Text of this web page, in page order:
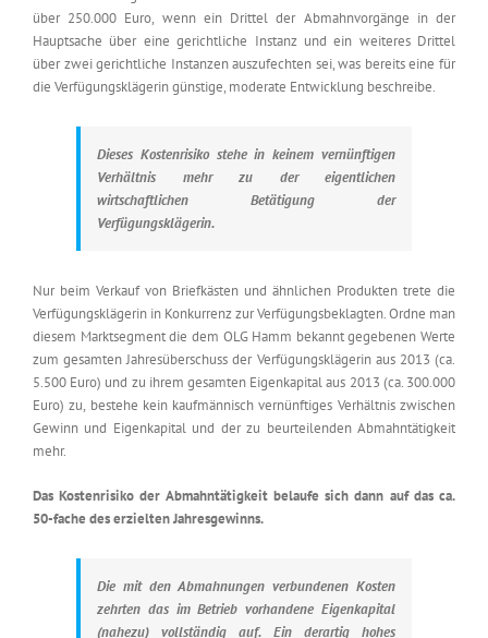
über 250.000 Euro, wenn ein Drittel der Abmahnvorgänge in der
Hauptsache über eine gerichtliche Instanz und ein weiteres Drittel
über zwei gerichtliche Instanzen auszufechten sei, was bereits eine für
die Verfügungsklägerin günstige, moderate Entwicklung beschreibe.
Dieses Kostenrisiko stehe in keinem vernünftigen
Verhältnis mehr zu der eigentlichen
wirtschaftlichen Betätigung der
Verfügungsklägerin.
Nur beim Verkauf von Briefkästen und ähnlichen Produkten trete die
Verfügungsklägerin in Konkurrenz zur Verfügungsbeklagten. Ordne man
diesem Marktsegment die dem OLG Hamm bekannt gegebenen Werte
zum gesamten Jahresüberschuss der Verfügungsklägerin aus 2013 (ca.
5.500 Euro) und zu ihrem gesamten Eigenkapital aus 2013 (ca. 300.000
Euro) zu, bestehe kein kaufmännisch vernünftiges Verhältnis zwischen
Gewinn und Eigenkapital und der zu beurteilenden Abmahntätigkeit
mehr.
Das Kostenrisiko der Abmahntätigkeit belaufe sich dann auf das ca.
50-fache des erzielten Jahresgewinns.
Die mit den Abmahnungen verbundenen Kosten
zehrten das im Betrieb vorhandene Eigenkapital
(nahezu) vollständig auf. Ein derartig hohes